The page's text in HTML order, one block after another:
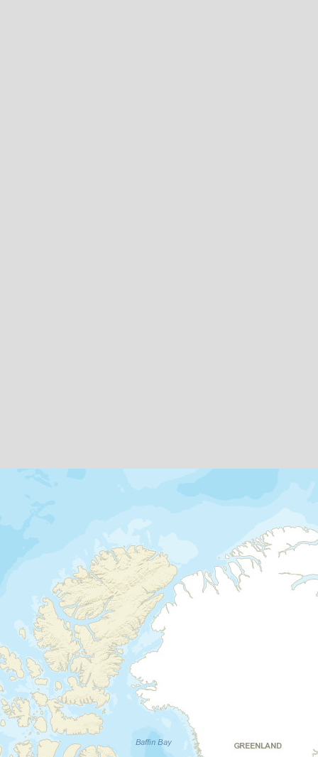
Votre guide francophone vous emmène
jusqu'à l'avenue 9 de Julio, la plus large du
monde, et jusqu'au Teatro Colon. Après un
passage par la Plaza de Mayo et la Casa
Rosada, vous rejoignez le quartier chic de
Recoleta et flânez dans le célèbre cimetière.
L'ambiance bohème de San Telmo et les
façades colorées de La Boca n'ont de cesse
de vous émerveiller. Le dépaysement est
total, l'immersion aussi.
Nuit en hôtel
Jour 3
Tigre, Delta du Parana et spectacle de
tango
Buenos Aires - Tigre - Delta Del
Parana - Buenos Aires